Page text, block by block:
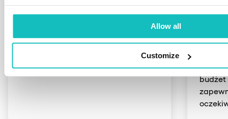
Allow all
Customize
Zaczynamy od analizy Twoich
potrzeb, wyzwań, celów i zadań.
Obejmuje to szczegółowe dyskusje,
a także ocenę status quo, aby
zapewnić jasne zrozumienie tego, co
chcesz osiągnąć i dlaczego.
Po
Twoją
zakres
budżet